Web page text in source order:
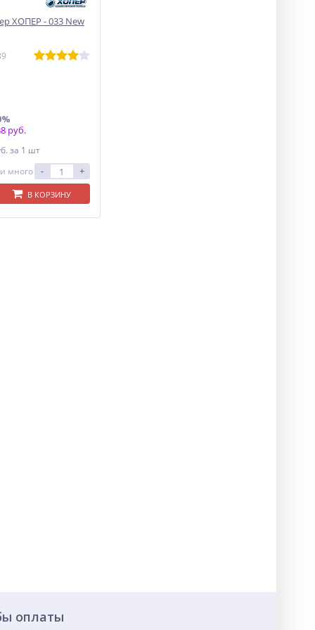
ХОПЕР - 033 New
руб.
за 1 шт
много
- +
В КОРЗИНУ
оплаты